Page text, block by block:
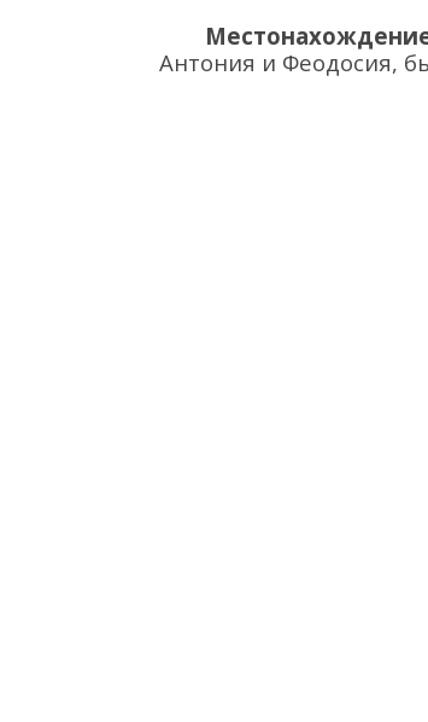
Антония и Феодосия,